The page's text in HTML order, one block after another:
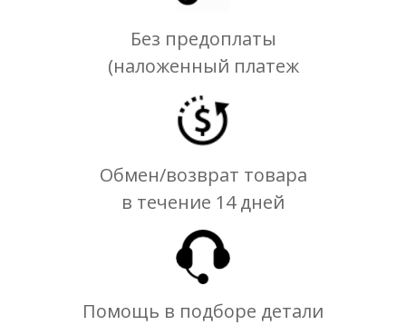
Без предоплаты
(наложенный платеж
Обмен/возврат товара
в течение 14 дней
Помощь в подборе детали